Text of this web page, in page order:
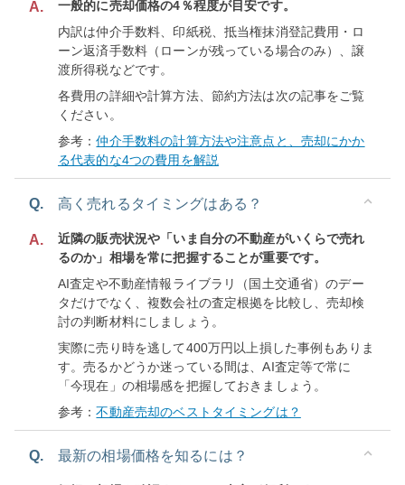
A.
一般的に売却価格の4％程度が目安です。
内訳は仲介手数料、印紙税、抵当権抹消登記費用・ロ
ーン返済手数料（ローンが残っている場合のみ）、譲
渡所得税などです。
各費用の詳細や計算方法、節約方法は次の記事をご覧
ください。
参考：仲介手数料の計算方法や注意点と、売却にかか
る代表的な4つの費用を解説
Q. 高く売れるタイミングはある？
A.
近隣の販売状況や「いま自分の不動産がいくらで売れ
るのか」相場を常に把握することが重要です。
AI査定や不動産情報ライブラリ（国土交通省）のデー
タだけでなく、複数会社の査定根拠を比較し、売却検
討の判断材料にしましょう。
実際に売り時を逃して400万円以上損した事例もありま
す。売るかどうか迷っている間は、AI査定等で常に
「今現在」の相場感を把握しておきましょう。
参考：不動産売却のベストタイミングは？
Q. 最新の相場価格を知るには？